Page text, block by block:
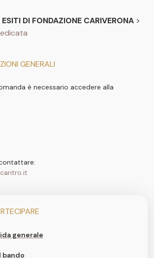
GENERALI
è necessario accedere alla
generale
bando
DI FONDAZIONE CARIVERONA >